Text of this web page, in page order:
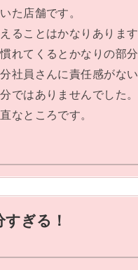
た店舗です。
ることはかなりあります
れてくるとかなりの部
社員さんに責任感がな
ではありませんでした
なところです。
ぎる！